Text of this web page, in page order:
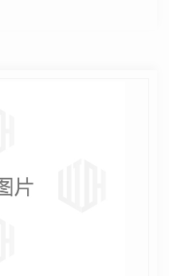
员工在定制后也不…